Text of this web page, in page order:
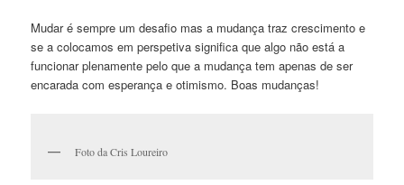
Mudar é sempre um desafio mas a mudança traz crescimento e
se a colocamos em perspetiva significa que algo não está a
funcionar plenamente pelo que a mudança tem apenas de ser
encarada com esperança e otimismo. Boas mudanças!
Foto da Cris Loureiro